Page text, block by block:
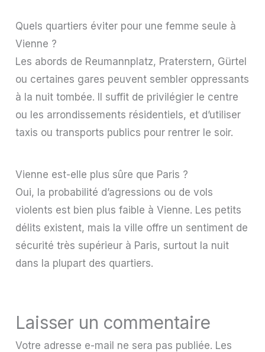
Quels quartiers éviter pour une femme seule à
Vienne ?
Les abords de Reumannplatz, Praterstern, Gürtel
ou certaines gares peuvent sembler oppressants
à la nuit tombée. Il suffit de privilégier le centre
ou les arrondissements résidentiels, et d’utiliser
taxis ou transports publics pour rentrer le soir.
Vienne est-elle plus sûre que Paris ?
Oui, la probabilité d’agressions ou de vols
violents est bien plus faible à Vienne. Les petits
délits existent, mais la ville offre un sentiment de
sécurité très supérieur à Paris, surtout la nuit
dans la plupart des quartiers.
Laisser un commentaire
Votre adresse e-mail ne sera pas publiée. Les